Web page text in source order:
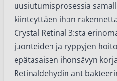
uusiutumisprosessia
kiinteyttäen ihon
Crystal Retinal 3:sta
juonteiden ja ryppyjen
epätasaisen ihonsävyn
Retinaldehydin